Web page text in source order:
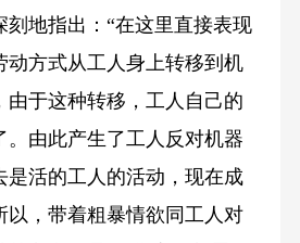
刻地指出：“在这里直接表现
动方式从工人身上转移到机
由于这种转移，工人自己的
。由此产生了工人反对机器
是活的工人的活动，现在成
以，带着粗暴情欲同工人对